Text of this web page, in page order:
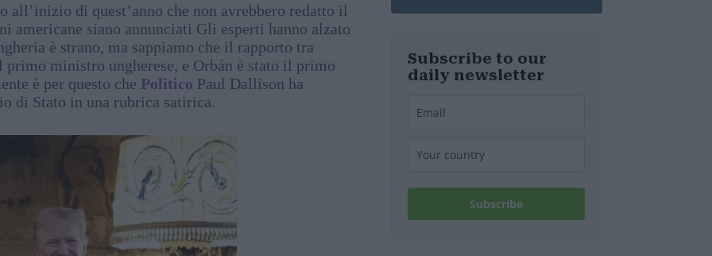
all’inizio di quest’anno che non avrebbero redatto il
siano annunciati Gli esperti hanno alzato
è strano, ma sappiamo che il rapporto tra
ministro ungherese, e Orbán è stato il primo
è per questo che Politico Paul Dallison ha
di Stato in una rubrica satirica.
più caldi
Subscribe to our
daily newsletter
Subscribe